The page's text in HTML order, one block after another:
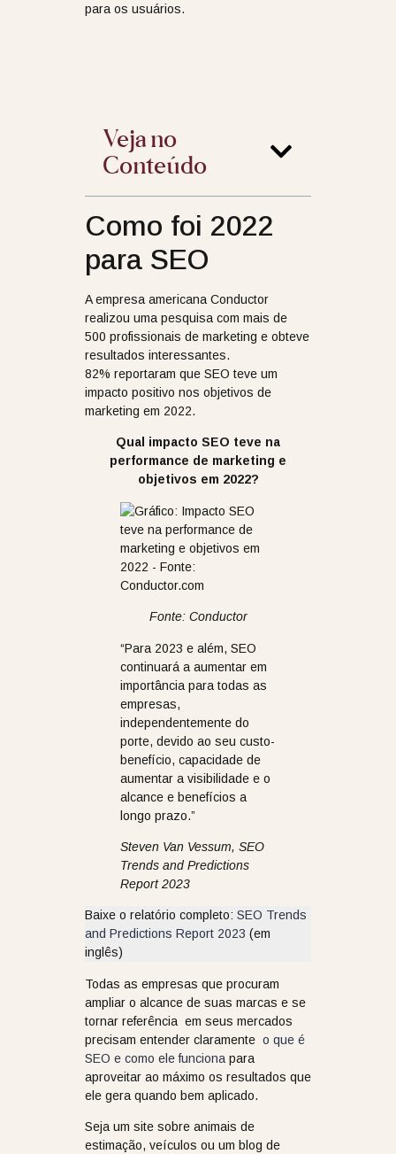
para os usuários.
Veja no
Conteúdo
Como foi 2022
para SEO
A empresa americana Conductor
realizou uma pesquisa com mais de
500 profissionais de marketing e obteve
resultados interessantes.
82% reportaram que SEO teve um
impacto positivo nos objetivos de
marketing em 2022.
Qual impacto SEO teve na
performance de marketing e
objetivos em 2022?
Fonte: Conductor
“Para 2023 e além, SEO
continuará a aumentar em
importância para todas as
empresas,
independentemente do
porte, devido ao seu custo-
benefício, capacidade de
aumentar a visibilidade e o
alcance e benefícios a
longo prazo.”
Steven Van Vessum, SEO
Trends and Predictions
Report 2023
Baixe o relatório completo: SEO Trends
and Predictions Report 2023 (em
inglês)
Todas as empresas que procuram
ampliar o alcance de suas marcas e se
tornar referência em seus mercados
precisam entender claramente o que é
SEO e como ele funcionapara
aproveitar ao máximo os resultados que
ele gera quando bem aplicado.
Seja um site sobre animais de
estimação, veículos ou um blog de